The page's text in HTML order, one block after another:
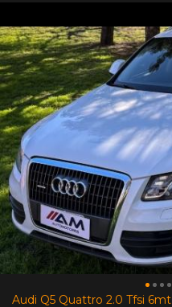
Audi Q5 Quattro 2.0 Tfsi 6mt